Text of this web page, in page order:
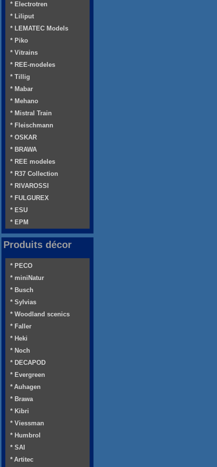
* Electrotren
* Liliput
* LEMATEC Models
* Piko
* Vitrains
* REE-modeles
* Tillig
* Mabar
* Mehano
* Mistral Train
* Fleischmann
* OSKAR
* BRAWA
* REE modeles
* R37 Collection
* RIVAROSSI
* FULGUREX
* ESU
* EPM
Produits décor
* PECO
* miniNatur
* Busch
* Sylvias
* Woodland scenics
* Faller
* Heki
* Noch
* DECAPOD
* Evergreen
* Auhagen
* Brawa
* Kibri
* Viessman
* Humbrol
* SAI
* Artitec